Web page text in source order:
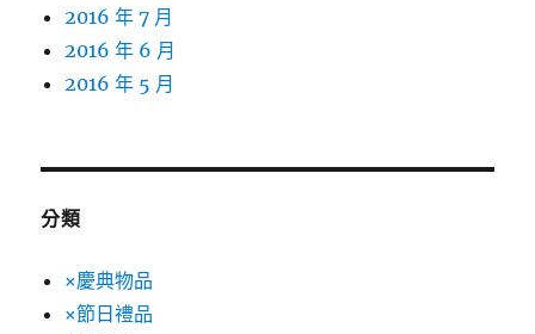
2016 年 7 月
2016 年 6 月
2016 年 5 月
分類
×慶典物品
×節日禮品